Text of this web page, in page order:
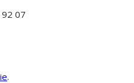
07
.